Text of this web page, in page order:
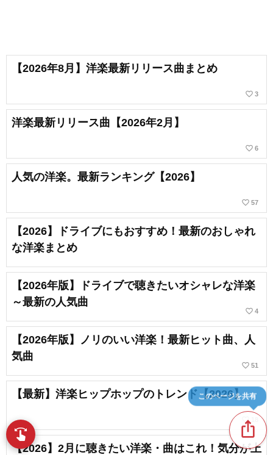
【2026年8月】洋楽最新リリース曲まとめ
favorite_border 3
洋楽最新リリース曲【2026年2月】
favorite_border 6
人気の洋楽。最新ランキング【2026】
favorite_border 57
【2026】ドライブにもおすすめ！最新のおしゃれ
な洋楽まとめ
【2026年版】ドライブで聴きたいオシャレな洋楽
～最新の人気曲
favorite_border 4
【2026年版】ノリのいい洋楽！最新ヒット曲、人
気曲
favorite_border 51
【最新】洋楽ヒップホップのトレンド【2026】
favorite_border
【2026】2月に聴きたい洋楽・曲はこれ！気分が上
ios_share
このページを共有
swipe 指先で音楽をブラウズ